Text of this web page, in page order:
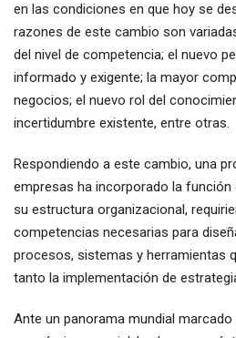
en las condiciones en que hoy se
razones de este cambio son
del nivel de competencia; el nuevo
informado y exigente; la mayor
negocios; el nuevo rol del
incertidumbre existente, entre otras.
Respondiendo a este cambio, una
empresas ha incorporado la función
su estructura organizacional,
competencias necesarias para
procesos, sistemas y herramientas
tanto la implementación de
Ante un panorama mundial marcado